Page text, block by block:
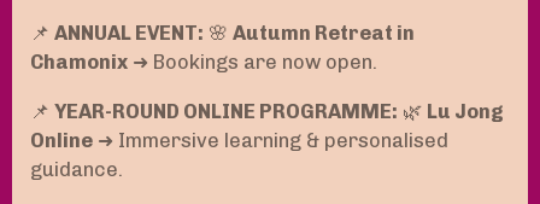
📌 ANNUAL EVENT: 🌸 Autumn Retreat in
Chamonix ➜ Bookings are now open.
📌 YEAR-ROUND ONLINE PROGRAMME: 🌿 Lu Jong
Online ➜ Immersive learning & personalised
guidance.